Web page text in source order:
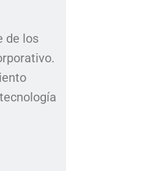
de los